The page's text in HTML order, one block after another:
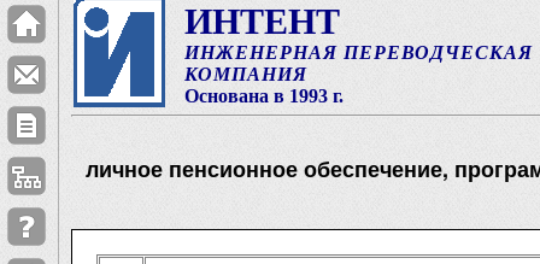
ИНТЕНТ
ИНЖЕНЕРНАЯ ПЕРЕВОДЧЕСКАЯ
КОМПАНИЯ
Основана в 1993 г.
личное пенсионное обеспечение,